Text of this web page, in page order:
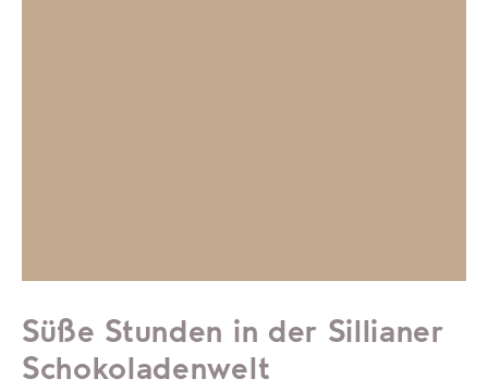
Süße Stunden in der Sillianer
Schokoladenwelt